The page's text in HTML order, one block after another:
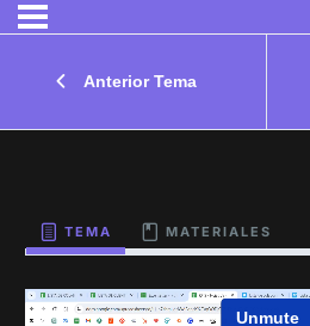
Anterior Tema
TEMA MATERIALES